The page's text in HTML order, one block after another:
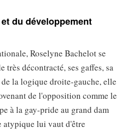
du développement
Roselyne Bachelot se
très décontracté, ses gaffes, sa
la logique droite-gauche, elle
de l'opposition comme le
à la gay-pride au grand dam
atypique lui vaut d'être